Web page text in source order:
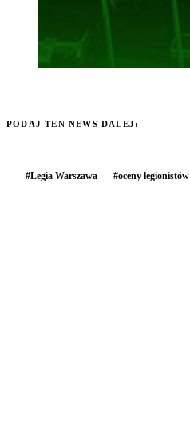
PODAJ TEN NEWS DALEJ:
#Legia Warszawa #oceny legionistów